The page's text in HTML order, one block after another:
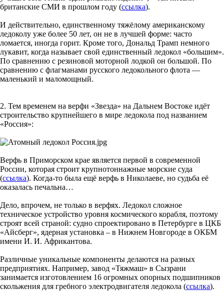
британские СМИ в прошлом году (ссылка).
И действительно, единственному тяжёлому американскому
ледоколу уже более 50 лет, он не в лучшей форме: часто
ломается, иногда горит. Кроме того, Дональд Трамп немного
лукавит, когда называет свой единственный ледокол «большим».
По сравнению с резиновой моторной лодкой он большой. По
сравнению с флагманами русского ледокольного флота —
маленький и маломощный.
2. Тем временем на верфи «Звезда» на Дальнем Востоке идёт
строительство крупнейшего в мире ледокола под названием
«Россия»:
Верфь в Приморском крае является первой в современной
России, которая строит крупнотоннажные морские суда
(ссылка). Когда-то была ещё верфь в Николаеве, но судьба её
оказалась печальна…
Дело, впрочем, не только в верфях. Ледокол сложное
техническое устройство уровня космического корабля, поэтому
строят всей страной: судно спроектировано в Петербурге в ЦКБ
«Айсберг», ядерная установка – в Нижнем Новгороде в ОКБМ
имени И. И. Африкантова.
Различные уникальные компоненты делаются на разных
предприятиях. Например, завод «Тяжмаш» в Сызрани
занимается изготовлением 16 огромных опорных подшипников
скольжения для гребного электродвигателя ледокола (ссылка).